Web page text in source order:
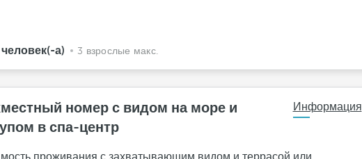
а) 3 взрослые макс.
номер с видом на море и
в спа-центр
Информация